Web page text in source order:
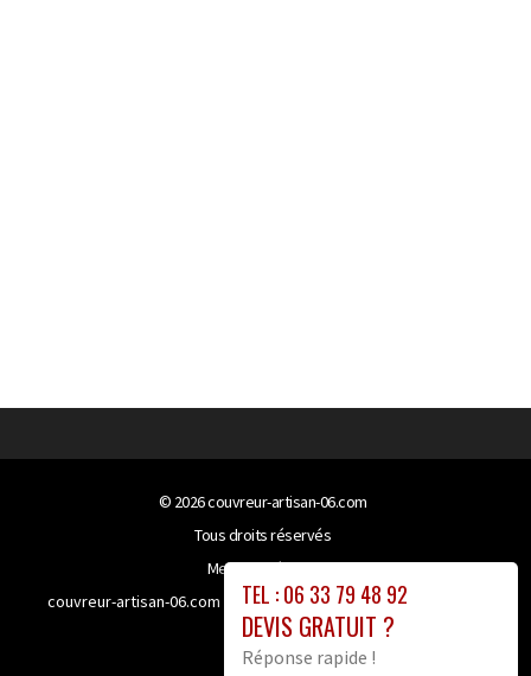
TEL : 06 33 79 48 92
DEVIS GRATUIT ?
Réponse rapide !
© 2026couvreur-artisan-06.com
Tous droits réservés
Mentions légales
couvreur-artisan-06.com bénéficie de la technologie
site proxy